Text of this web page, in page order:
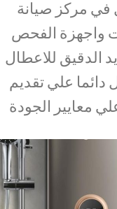
في مركز صيانة
واجهزة الفحص
الدقيق للاعطال
دائما علي تقديم
معايير الجودة